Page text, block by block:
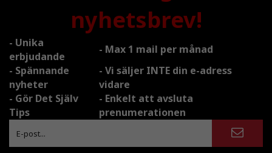
nyhetsbrev!
- Unika
erbjudande
- Max 1 mail per månad
- Spännande
nyheter
- Vi säljer INTE din e-adress
vidare
- Gör Det Själv
Tips
- Enkelt att avsluta
prenumerationen